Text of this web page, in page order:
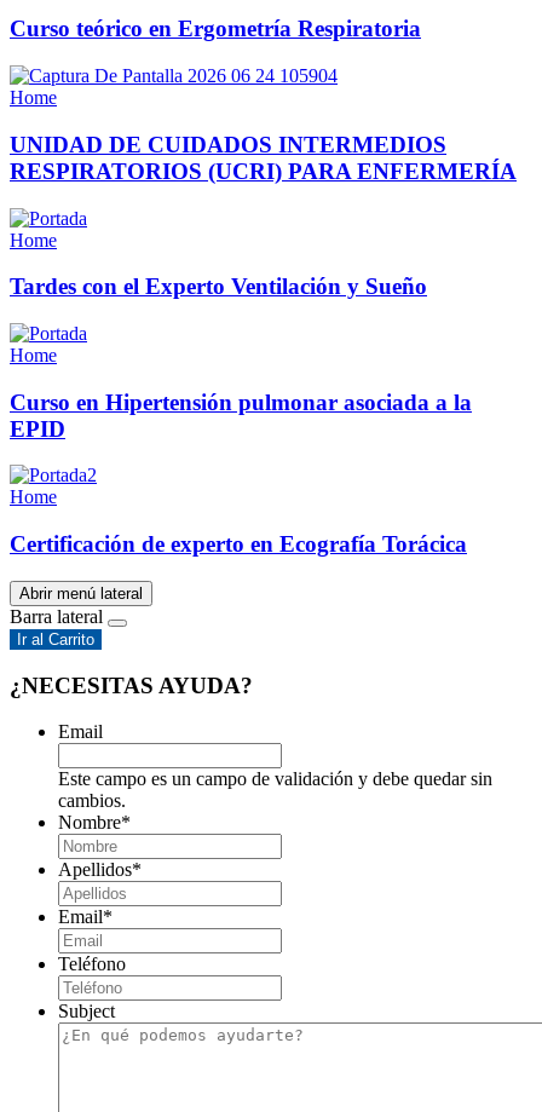
Curso teórico en Ergometría Respiratoria
Home
UNIDAD DE CUIDADOS INTERMEDIOS
RESPIRATORIOS (UCRI) PARA ENFERMERÍA
Home
Tardes con el Experto Ventilación y Sueño
Home
Curso en Hipertensión pulmonar asociada a la
EPID
Home
Certificación de experto en Ecografía Torácica
Abrir menú lateral
Barra lateral
Ir al Carrito
¿NECESITAS AYUDA?
Email
Este campo es un campo de validación y debe quedar sin
cambios.
Nombre*
Apellidos*
Email*
Teléfono
Subject